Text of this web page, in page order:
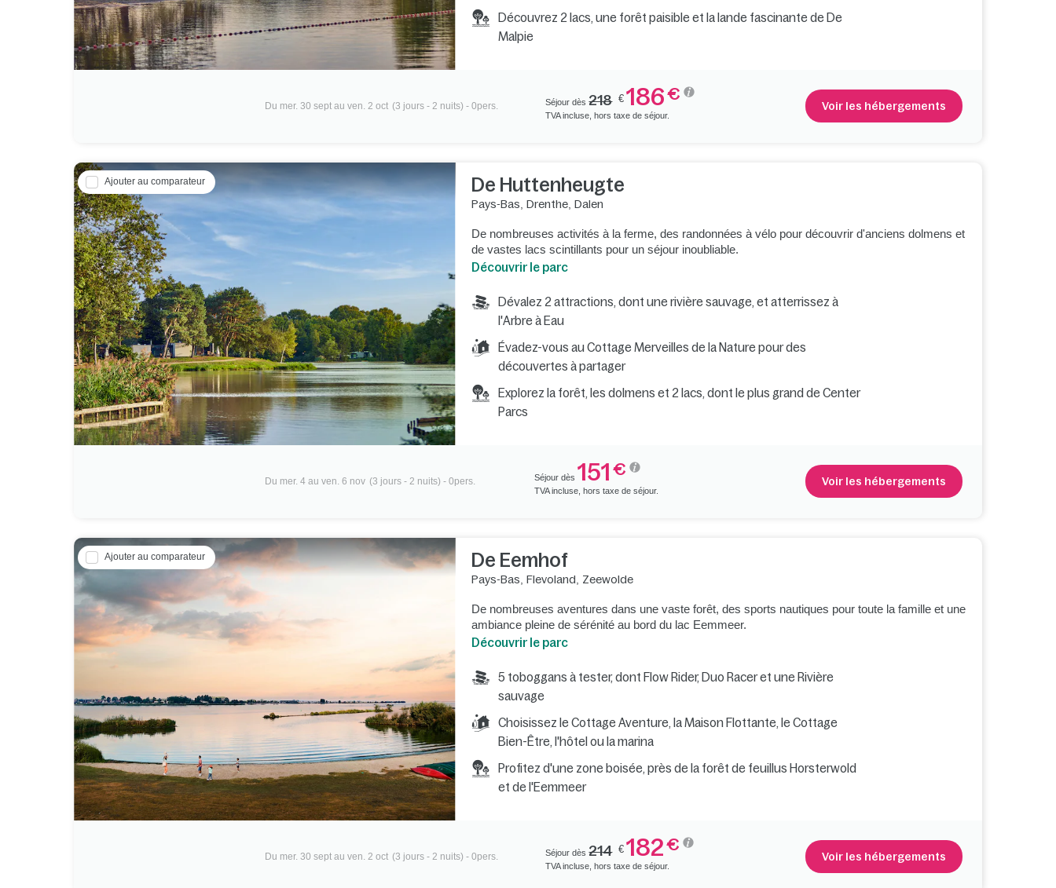
Découvrez 2 lacs, une forêt paisible et la lande fascinante de De
Malpie
Du mer. 30 sept au ven. 2 oct (3 jours - 2 nuits) - 0pers. Séjour dès218 € 186€
TVA incluse, hors taxe de séjour.
Voir les hébergements
Ajouter au comparateur De Huttenheugte
Pays-Bas Drenthe, Dalen
De nombreuses activités à la ferme, des randonnées à vélo pour découvrir d'anciens dolmens et
de vastes lacs scintillants pour un séjour inoubliable.
Découvrir le parc
Dévalez 2 attractions, dont une rivière sauvage, et atterrissez à
l'Arbre à Eau
Évadez-vous au Cottage Merveilles de la Nature pour des
découvertes à partager
Explorez la forêt, les dolmens et 2 lacs, dont le plus grand de Center
Parcs
Du mer. 4 au ven. 6 nov (3 jours - 2 nuits) - 0pers. Séjour dès 151 €
TVA incluse, hors taxe de séjour.
Voir les hébergements
Ajouter au comparateur De Eemhof
Pays-Bas Flevoland Zeewolde
De nombreuses aventures dans une vaste forêt, des sports nautiques pour toute la famille et une
ambiance pleine de sérénité au bord du lac Eemmeer.
Découvrir le parc
5 toboggans à tester, dont Flow Rider, Duo Racer et une Rivière
sauvage
Choisissez le Cottage Aventure, la Maison Flottante, le Cottage
Bien-Être, l'hôtel ou la marina
Profitez d'une zone boisée, près de la forêt de feuillus Horsterwold
et de l'Eemmeer
Du mer. 30 sept au ven. 2 oct (3 jours - 2 nuits) - 0pers. Séjour dès214 € 182€
TVA incluse, hors taxe de séjour.
Voir les hébergements